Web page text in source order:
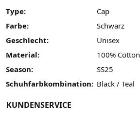
Type:
Cap
Farbe:
Schwarz
Geschlecht:
Unisex
Material:
100% Cotton
Season:
SS25
Schuhfarbkombination: Black / Teal
KUNDENSERVICE